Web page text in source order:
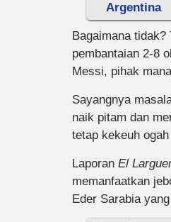
Argentina
Bagaimana
pembantaian 2-8
Messi, pihak
Sayangnya
naik pitam dan
tetap kekeuh
Laporan El
memanfaatkan
Eder Sarabia